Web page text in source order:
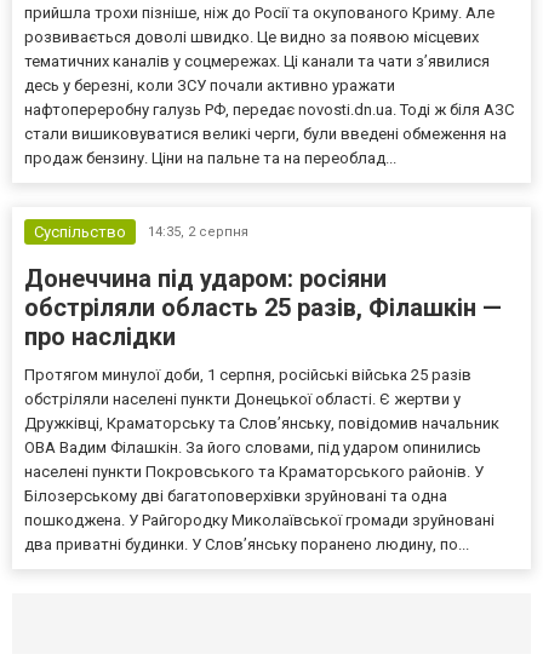
прийшла трохи пізніше, ніж до Росії та окупованого Криму. Але
розвивається доволі швидко. Це видно за появою місцевих
тематичних каналів у соцмережах. Ці канали та чати з’явилися
десь у березні, коли ЗСУ почали активно уражати
нафтопереробну галузь РФ, передає novosti.dn.ua. Тоді ж біля АЗС
стали вишиковуватися великі черги, були введені обмеження на
продаж бензину. Ціни на пальне та на переоблад...
Суспільство 14:35, 2 серпня
Донеччина під ударом: росіяни
обстріляли область 25 разів, Філашкін —
про наслідки
Протягом минулої доби, 1 серпня, російські війська 25 разів
обстріляли населені пункти Донецької області. Є жертви у
Дружківці, Краматорську та Слов’янську, повідомив начальник
ОВА Вадим Філашкін. За його словами, під ударом опинились
населені пункти Покровського та Краматорського районів. У
Білозерському дві багатоповерхівки зруйновані та одна
пошкоджена. У Райгородку Миколаївської громади зруйновані
два приватні будинки. У Слов’янську поранено людину, по...